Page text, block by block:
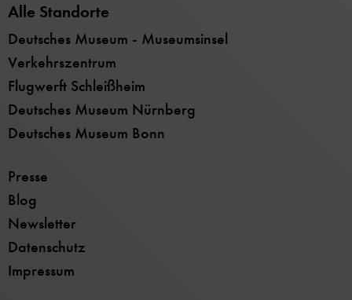
Alle Standorte
Deutsches Museum - Museumsinsel
Verkehrszentrum
Flugwerft Schleißheim
Deutsches Museum Nürnberg
Deutsches Museum Bonn
Presse
Blog
Newsletter
Datenschutz
Impressum